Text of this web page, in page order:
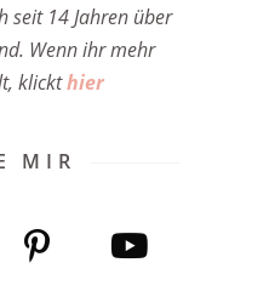
seit 14 Jahren über
Wenn ihr mehr
klickthier
MIR